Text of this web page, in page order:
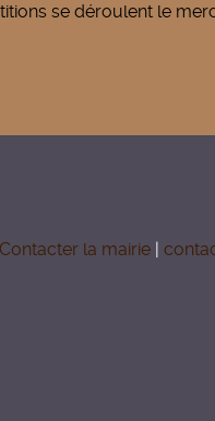
se déroulent le
Contacter la mairie